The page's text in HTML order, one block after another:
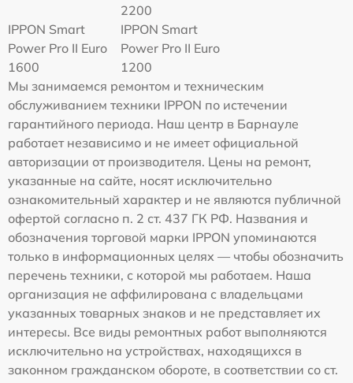
2200
IPPON Smart
Power Pro II Euro
1600
IPPON Smart
Power Pro II Euro
1200
Мы занимаемся ремонтом и техническим
обслуживанием техники IPPON по истечении
гарантийного периода. Наш центр в Барнауле
работает независимо и не имеет официальной
авторизации от производителя. Цены на ремонт,
указанные на сайте, носят исключительно
ознакомительный характер и не являются публичной
офертой согласно п. 2 ст. 437 ГК РФ. Названия и
обозначения торговой марки IPPON упоминаются
только в информационных целях — чтобы обозначить
перечень техники, с которой мы работаем. Наша
организация не аффилирована с владельцами
указанных товарных знаков и не представляет их
интересы. Все виды ремонтных работ выполняются
исключительно на устройствах, находящихся в
законном гражданском обороте, в соответствии со ст.